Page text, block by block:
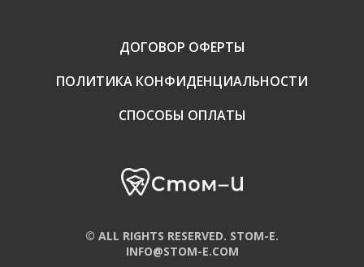
ДОГОВОР ОФЕРТЫ
ПОЛИТИКА КОНФИДЕНЦИАЛЬНОСТИ
СПОСОБЫ ОПЛАТЫ
© ALL RIGHTS RESERVED. STOM-E.
INFO@STOM-E.COM